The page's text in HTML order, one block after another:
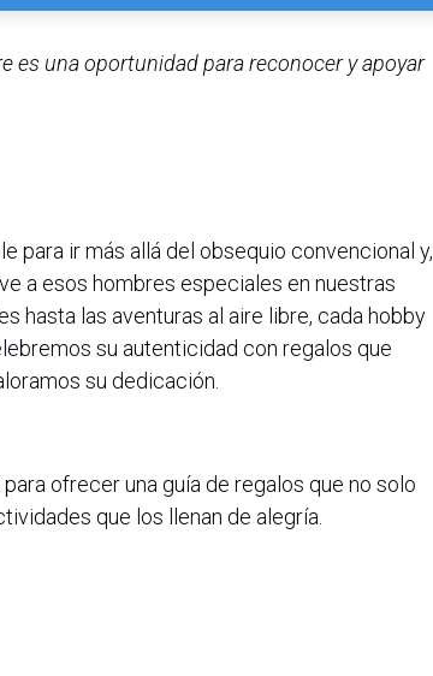
es una oportunidad para reconocer y apoyar
para ir más allá del obsequio convencional y,
a esos hombres especiales en nuestras
hasta las aventuras al aire libre, cada hobby
su autenticidad con regalos que
su dedicación.
ofrecer una guía de regalos que no solo
que los llenan de alegría.